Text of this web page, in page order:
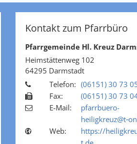
Kontakt zum Pfarrbüro
Pfarrgemeinde Hl. Kreuz
Heimstättenweg 102
64295 Darmstadt
Telefon: (06151) 30 73
Fax:
(06151) 30 73
E-Mail:
pfarrbuero-
Web:
https://